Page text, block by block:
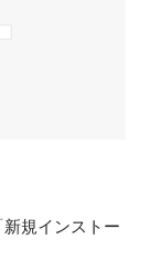
規インストー